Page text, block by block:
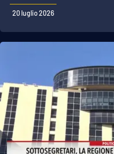
20 luglio 2026